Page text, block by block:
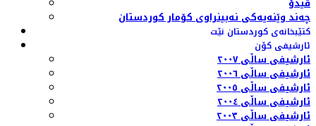
چەند وێنەیەکی نەبینراوی کۆمار کوردستان
کتێبخانەی کوردستان نێت
ئارشیفی کۆن
ئارشیفی ساڵی ٢٠٠٧
ئارشیفی ساڵی ٢٠٠٦
ئارشیفی ساڵی ٢٠٠٥
ئارشیفی ساڵی ٢٠٠٤
ئارشیفی ساڵی ٢٠٠٣